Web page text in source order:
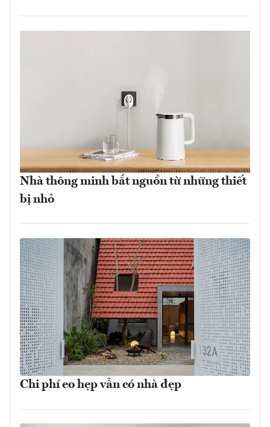
Nhà thông minh bắt nguồn từ những thiết
bị nhỏ
Chi phí eo hẹp vẫn có nhà đẹp